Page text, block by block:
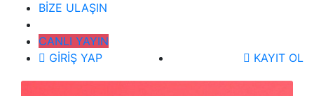
BİZE ULAŞIN
CANLI YAYIN
GİRİŞ YAP
KAYIT OL